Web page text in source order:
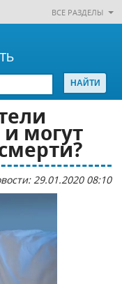
ВСЕ РАЗДЕЛЫ
могут
29.01.2020 08:10